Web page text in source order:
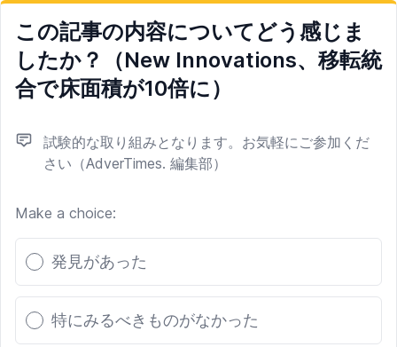
この記事の内容についてどう感じま
したか？（New Innovations、移転統
合で床面積が10倍に）
試験的な取り組みとなります。お気軽にご参加くだ
さい（AdverTimes. 編集部）
Make a choice:
Poll options
発見があった
特にみるべきものがなかった